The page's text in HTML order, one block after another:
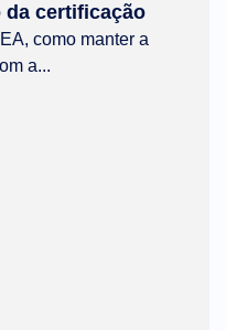
da certificação
como manter a
a...